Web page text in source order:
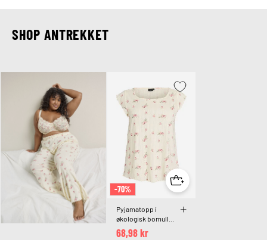
SHOP ANTREKKET
-70%
Pyjamatopp i
økologisk bomull
med cap-ermer
68,98 kr